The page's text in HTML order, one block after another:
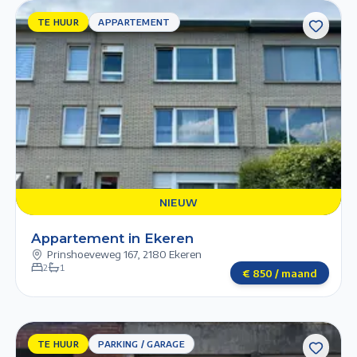
TE HUUR APPARTEMENT
NIEUW
TE HUUR
APPARTEMENT
Previous slide
Next slide
Appartement in Ekeren
Prinshoeveweg 167, 2180 Ekeren
2 1 € 850 / maand
TE HUUR PARKING / GARAGE
TE